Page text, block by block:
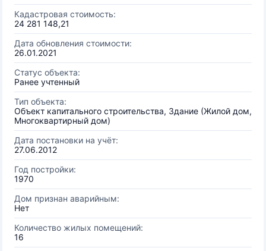
Кадастровая стоимость:
24 281 148,21
Дата обновления стоимости:
26.01.2021
Статус объекта:
Ранее учтенный
Тип объекта:
Объект капитального строительства, Здание (Жилой дом,
Многоквартирный дом)
Дата постановки на учёт:
27.06.2012
Год постройки:
1970
Дом признан аварийным:
Нет
Количество жилых помещений:
16